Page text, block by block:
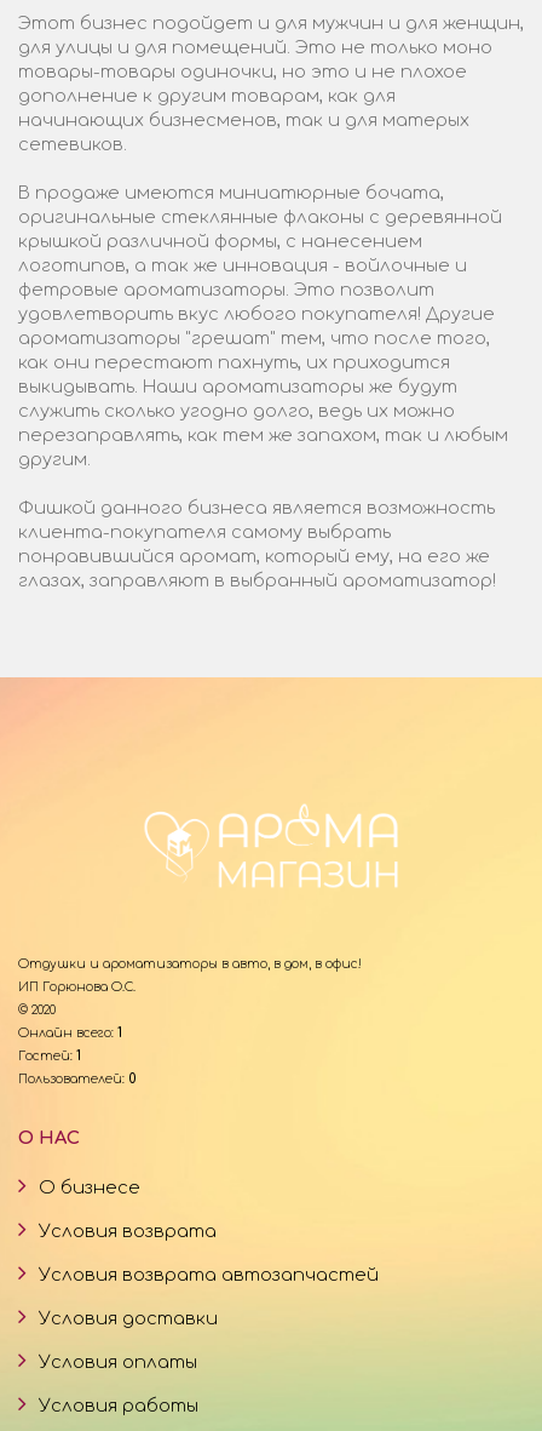
Этот бизнес подойдет и для мужчин и для женщин,
для улицы и для помещений. Это не только моно
товары-товары одиночки, но это и не плохое
дополнение к другим товарам, как для
начинающих бизнесменов, так и для матерых
сетевиков.
В продаже имеются миниатюрные бочата,
оригинальные стеклянные флаконы с деревянной
крышкой различной формы, с нанесением
логотипов, а так же инновация - войлочные и
фетровые ароматизаторы. Это позволит
удовлетворить вкус любого покупателя! Другие
ароматизаторы "грешат" тем, что после того,
как они перестают пахнуть, их приходится
выкидывать. Наши ароматизаторы же будут
служить сколько угодно долго, ведь их можно
перезаправлять, как тем же запахом, так и любым
другим.
Фишкой данного бизнеса является возможность
клиента-покупателя самому выбрать
понравившийся аромат, который ему, на его же
глазах, заправляют в выбранный ароматизатор!
Отдушки и ароматизаторы в авто, в дом, в офис!
ИП Горюнова О.С.
© 2020
Онлайн всего: 1
Гостей: 1
Пользователей: 0
О НАС
О бизнесе
Условия возврата
Условия возврата автозапчастей
Условия доставки
Условия оплаты
Условия работы